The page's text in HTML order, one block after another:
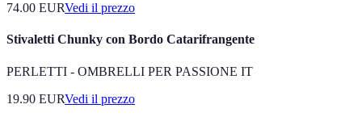
74.00 EURVedi il prezzo
Stivaletti Chunky con Bordo Catarifrangente
PERLETTI - OMBRELLI PER PASSIONE IT
19.90 EURVedi il prezzo